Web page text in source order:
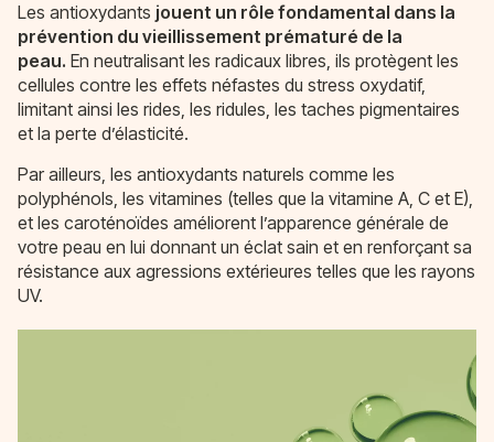
Les antioxydants jouent un rôle fondamental dans la
prévention du vieillissement prématuré de la
peau. En neutralisant les radicaux libres, ils protègent les
cellules contre les effets néfastes du stress oxydatif,
limitant ainsi les rides, les ridules, les taches pigmentaires
et la perte d’élasticité.
Par ailleurs, les antioxydants naturels comme les
polyphénols, les vitamines (telles que la vitamine A, C et E),
et les caroténoïdes améliorent l’apparence générale de
votre peau en lui donnant un éclat sain et en renforçant sa
résistance aux agressions extérieures telles que les rayons
UV.